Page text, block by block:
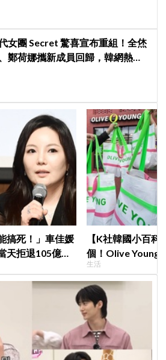
女團 Secret 驚喜宣布重組！全烋
鄭荷娜攜新成員回歸，韓網熱
搞死！」車佳媛
天拒退105億保
【K社韓國小百
個！Olive Young
遊客，機場「人
生活